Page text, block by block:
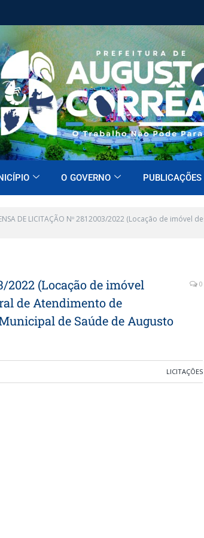
O GOVERNO PUBLICAÇÕES
DE LICITAÇÃO Nº 2812003/2022 (Locação de
2022 (Locação de imóvel
de Atendimento de
de Saúde de Augusto
0
LICITAÇÕES